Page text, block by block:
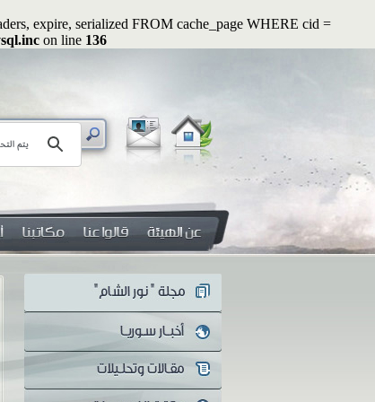
expire, serialized FROM cache_page WHERE cid =
on line 136
الأولى وأصلحوا ذات بينكم
مازال أهل العلم والمفكرون